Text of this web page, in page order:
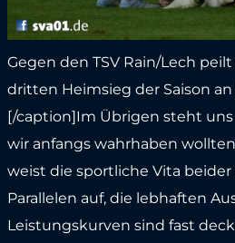
Gegen den TSV Rain/Lech
dritten Heimsieg der Saison
[/caption]Im Übrigen steht uns
wir anfangs wahrhaben
weist die sportliche Vita beider
Parallelen auf, die lebhaften
Leistungskurven sind fast